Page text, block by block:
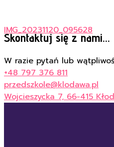
IMG_20231120_095628
Skontaktuj się z nami...
W razie pytań lub
+48 797 376 811
przedszkole@klodawa.pl
Wojcieszycka 7, 66-415